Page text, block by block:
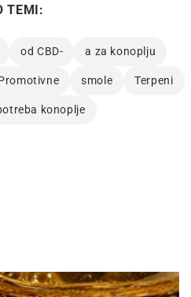
TEMI:
od CBD- a za konoplju
smole Terpeni
konoplje